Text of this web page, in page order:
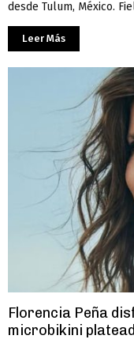
desde Tulum, México.
Leer Más
Florencia Peña
microbikini